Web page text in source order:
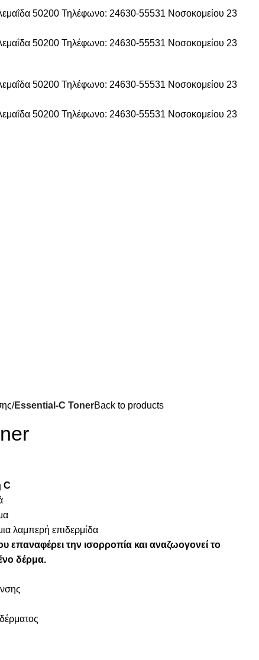
50200 Τηλέφωνο: 24630-55531 Νοσοκομείου 23
50200 Τηλέφωνο: 24630-55531 Νοσοκομείου 23
50200 Τηλέφωνο: 24630-55531 Νοσοκομείου 23
50200 Τηλέφωνο: 24630-55531 Νοσοκομείου 23
Essential-C TonerBack to products
C
λαμπερή επιδερμίδα
την ισορροπία και αναζωογονεί το
δέρμα.